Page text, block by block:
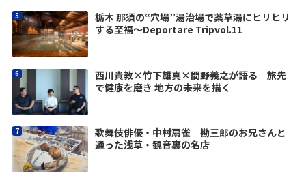
栃木 那須の“穴場”湯治場で薬草湯にヒリヒリ
する至福〜Deportare Tripvol.11
西川貴教×竹下雄真×間野義之が語る 旅先
で健康を磨き 地方の未来を描く
歌舞伎俳優・中村扇雀 勘三郎のお兄さんと
通った浅草・観音裏の名店